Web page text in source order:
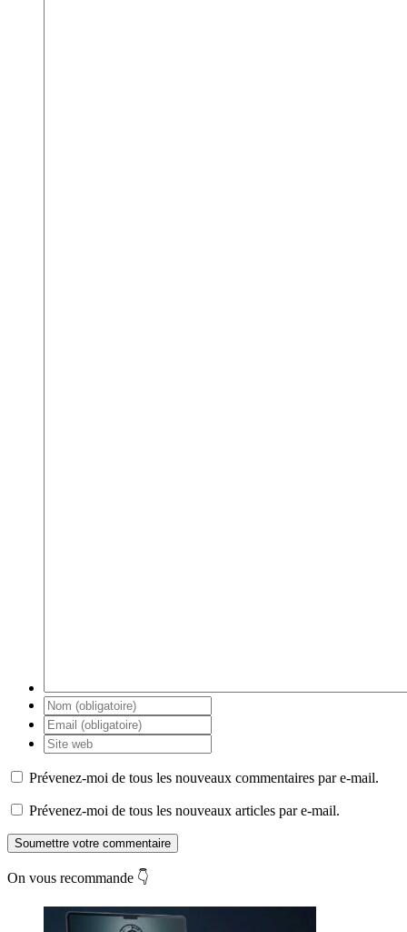
Prévenez-moi de tous les nouveaux commentaires par e-mail.
Prévenez-moi de tous les nouveaux articles par e-mail.
Soumettre votre commentaire
On vous recommande 👇